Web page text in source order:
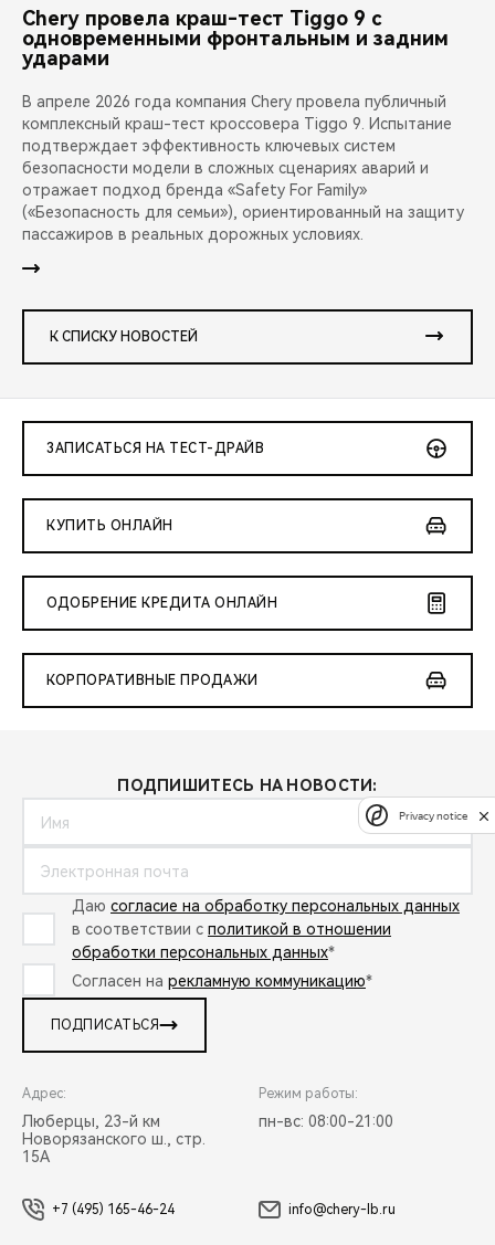
Chery провела краш-тест Tiggo 9 с
одновременными фронтальным и задним
ударами
В апреле 2026 года компания Chery провела публичный
комплексный краш-тест кроссовера Tiggo 9. Испытание
подтверждает эффективность ключевых систем
безопасности модели в сложных сценариях аварий и
отражает подход бренда «Safety For Family»
(«Безопасность для семьи»), ориентированный на защиту
пассажиров в реальных дорожных условиях.
К СПИСКУ НОВОСТЕЙ
ЗАПИСАТЬСЯ НА ТЕСТ-ДРАЙВ
КУПИТЬ ОНЛАЙН
ОДОБРЕНИЕ КРЕДИТА ОНЛАЙН
КОРПОРАТИВНЫЕ ПРОДАЖИ
ПОДПИШИТЕСЬ НА НОВОСТИ:
Даю согласие на обработку персональных данных
в соответствии с политикой в отношении
обработки персональных данных*
Согласен на рекламную коммуникацию*
ПОДПИСАТЬСЯ
Адрес:
Люберцы, 23-й км
Новорязанского ш., стр.
15А
Режим работы:
пн-вс: 08:00-21:00
+7 (495) 165-46-24 info@chery-lb.ru
Privacy notice